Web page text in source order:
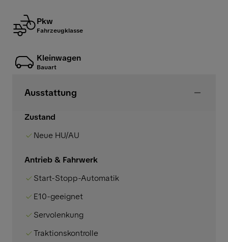
Pkw
Fahrzeugklasse
Kleinwagen
Bauart
Ausstattung
Zustand
Neue HU/AU
Antrieb & Fahrwerk
Start-Stopp-Automatik
E10-geeignet
Servolenkung
Traktionskontrolle